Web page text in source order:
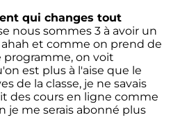
qui changes tout
nous sommes 3 à avoir un
et comme on prend de
programme, on voit
est plus à l'aise que le
de la classe, je ne savais
des cours en ligne comme
je me serais abonné plus